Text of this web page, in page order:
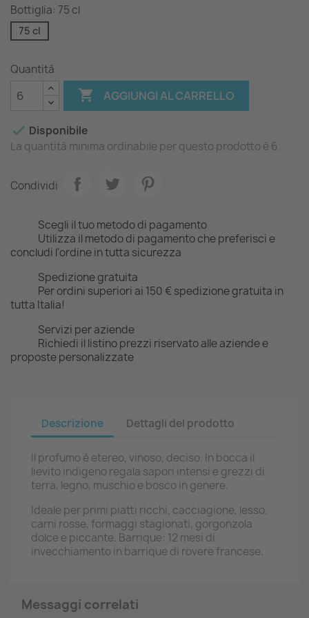
Bottiglia: 75 cl
75 cl
Quantità
 AGGIUNGI AL CARRELLO
 Disponibile
La quantità minima ordinabile per questo prodotto è 6.
Condividi
Scegli il tuo metodo di pagamento
Utilizza il metodo di pagamento che preferisci e
concludi l'ordine in tutta sicurezza
Spedizione gratuita
Per ordini superiori ai 150 € spedizione gratuita in
tutta Italia!
Servizi per aziende
Richiedi il listino prezzi riservato alle aziende e
proposte personalizzate
Descrizione Dettagli del prodotto
Il profumo è etereo, vinoso, deciso. In bocca il
lievito indigeno regala sapori intensi e grezzi di
terra, legno, muschio e bosco in genere.
Ideale per primi piatti ricchi, cacciagione, lesso,
carni rosse, formaggi stagionati, gorgonzola
dolce e piccante. Barrique: 12 mesi di
invecchiamento in barrique di rovere francese.
Messaggi correlati